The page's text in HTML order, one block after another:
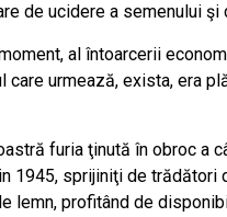
de ucidere a semenului
al întoarcerii
urmează, exista, era
furia ţinută în obroc
1945, sprijiniţi de
lemn, profitând de